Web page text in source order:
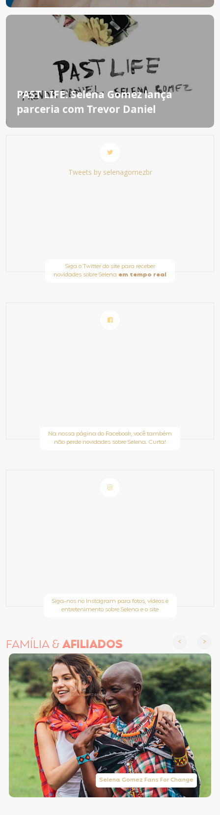
PAST LIFE: Selena Gomez lança
parceria com Trevor Daniel
Tweets by selenagomezbr
Siga o Twitter do site para receber
novidades sobre Selena em tempo real
Na nossa página do Facebook, você também
não perde novidades sobre Selena. Curta!
Siga-nos no Instagram para fotos, vídeos e
entretenimento sobre Selena e o site
FAMÍLIA &AFILIADOS
Selena Gomez Fans For Change